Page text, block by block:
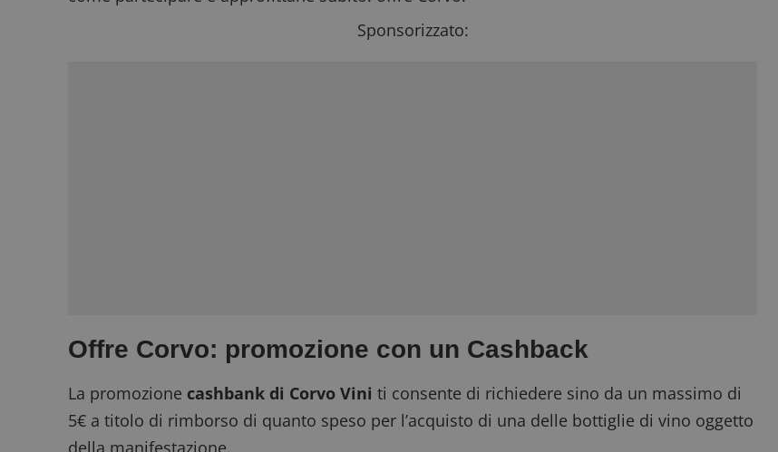
Sponsorizzato:
Offre Corvo: promozione con un Cashback
La promozione cashbank di Corvo Vini ti consente di richiedere sino da un massimo di
5€ a titolo di rimborso di quanto speso per l’acquisto di una delle bottiglie di vino oggetto
della manifestazione.